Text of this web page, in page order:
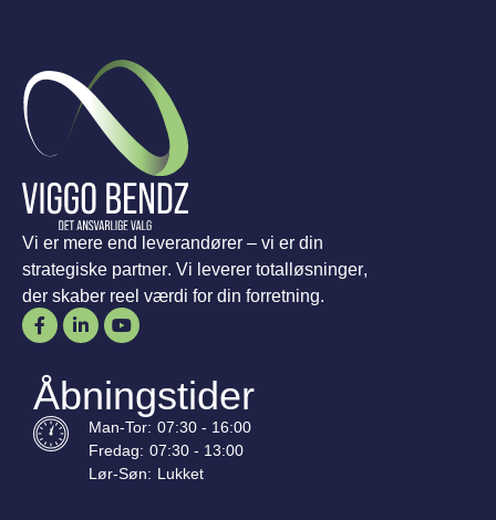
Vi er mere end leverandører – vi er din
strategiske partner. Vi leverer totalløsninger,
der skaber reel værdi for din forretning.
Åbningstider
Man-Tor: 07:30 - 16:00
Fredag: 07:30 - 13:00
Lør-Søn: Lukket